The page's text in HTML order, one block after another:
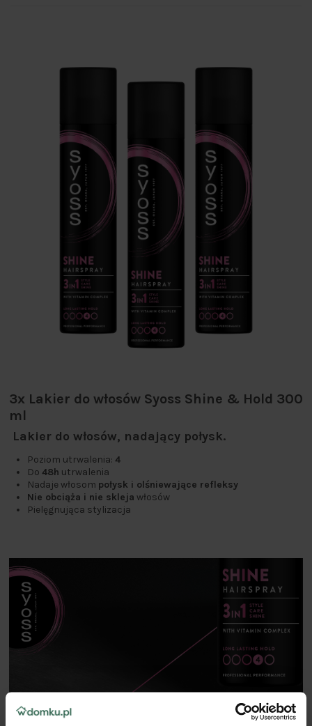
3x Lakier do włosów Syoss Shine & Hold 300
ml
Lakier do włosów, nadający połysk.
Poziom utrwalenia: 4
Do 48h utrwalenia
Nadaje włosom połysk i olśniewające refleksy
Nie obciąża i nie skleja włosów
Pielęgnująca stylizacja